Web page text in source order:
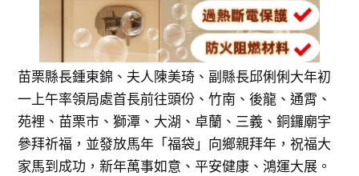
苗栗縣長鍾東錦、夫人陳美琦、副縣長邱俐俐大年初
一上午率領局處首長前往頭份、竹南、後龍、通霄、
苑裡、苗栗市、獅潭、大湖、卓蘭、三義、銅鑼廟宇
參拜祈福，並發放馬年「福袋」向鄉親拜年，祝福大
家馬到成功，新年萬事如意、平安健康、鴻運大展。